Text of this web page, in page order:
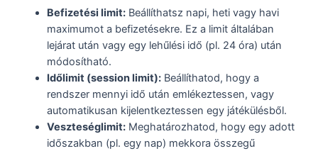
Befizetési limit: Beállíthatsz napi, heti vagy havi
maximumot a befizetésekre. Ez a limit általában
lejárat után vagy egy lehűlési idő (pl. 24 óra) után
módosítható.
Időlimit (session limit): Beállíthatod, hogy a
rendszer mennyi idő után emlékeztessen, vagy
automatikusan kijelentkeztessen egy játékülésből.
Veszteséglimit: Meghatározhatod, hogy egy adott
időszakban (pl. egy nap) mekkora összegű